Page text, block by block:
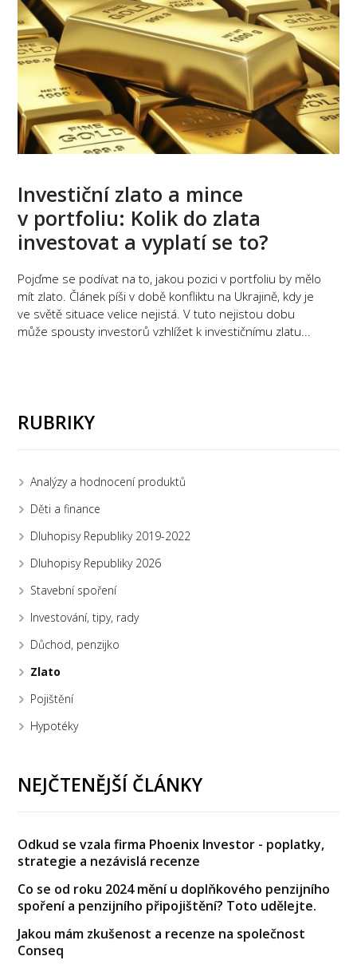
Investiční zlato a mince
v portfoliu: Kolik do zlata
investovat a vyplatí se to?
Pojďme se podívat na to, jakou pozici v portfoliu by mělo
mít zlato. Článek píši v době konfliktu na Ukrajině, kdy je
ve světě situace velice nejistá. V tuto nejistou dobu
může spousty investorů vzhlížet k investičnímu zlatu...
RUBRIKY
Analýzy a hodnocení produktů
Děti a finance
Dluhopisy Republiky 2019-2022
Dluhopisy Republiky 2026
Stavební spoření
Investování, tipy, rady
Důchod, penzijko
Zlato
Pojištění
Hypotéky
NEJČTENĚJŠÍ ČLÁNKY
Odkud se vzala firma Phoenix Investor - poplatky,
strategie a nezávislá recenze
Co se od roku 2024 mění u doplňkového penzijního
spoření a penzijního připojištění? Toto udělejte.
Jakou mám zkušenost a recenze na společnost
Conseq